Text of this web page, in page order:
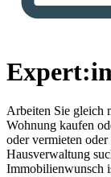
Arbeiten Sie gleich
Wohnung kaufen
oder vermieten
Hausverwaltung
Immobilienwunsch